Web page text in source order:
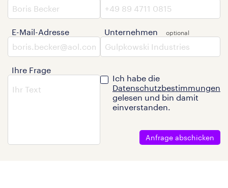
E-Mail-Adresse
Ihre Frage
Unternehmen
Ich habe die
Datenschutzbestimmungen
gelesen und bin damit
einverstanden.
Anfrage abschicken